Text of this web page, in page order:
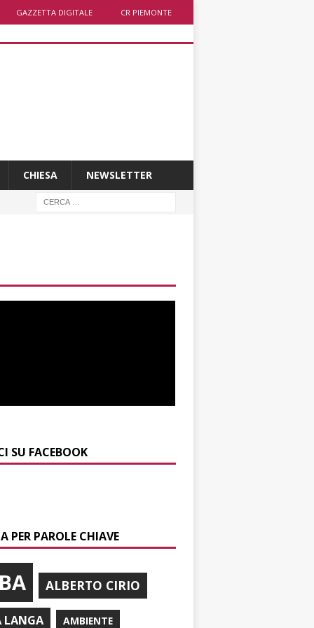
GAZZETTA DIGITALE CR PIEMONTE
CHIESA NEWSLETTER
SU FACEBOOK
PER PAROLE CHIAVE
ALBERTO CIRIO
LANGA AMBIENTE